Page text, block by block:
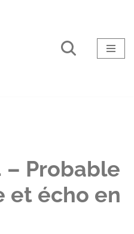
Probable
et écho en